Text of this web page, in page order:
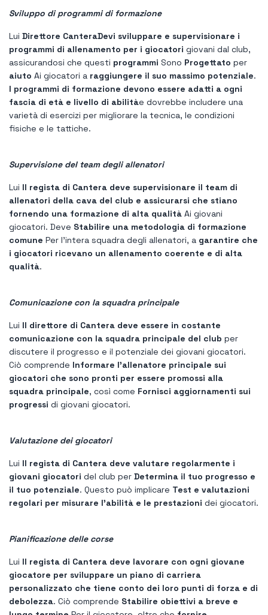
Sviluppo di programmi di formazione
Lui Direttore CanteraDevi sviluppare e supervisionare i
programmi di allenamento per i giocatori giovani dal club,
assicurandosi che questi programmi Sono Progettato per
aiuto Ai giocatori a raggiungere il suo massimo potenziale.
I programmi di formazione devono essere adatti a ogni
fascia di età e livello di abilitàe dovrebbe includere una
varietà di esercizi per migliorare la tecnica, le condizioni
fisiche e le tattiche.
Supervisione del team degli allenatori
Lui Il regista di Cantera deve supervisionare il team di
allenatori della cava del club e assicurarsi che stiano
fornendo una formazione di alta qualità Ai giovani
giocatori. Deve Stabilire una metodologia di formazione
comune Per l'intera squadra degli allenatori, a garantire che
i giocatori ricevano un allenamento coerente e di alta
qualità.
Comunicazione con la squadra principale
Lui Il direttore di Cantera deve essere in costante
comunicazione con la squadra principale del club per
discutere il progresso e il potenziale dei giovani giocatori.
Ciò comprende Informare l'allenatore principale sui
giocatori che sono pronti per essere promossi alla
squadra principale, così come Fornisci aggiornamenti sui
progressi di giovani giocatori.
Valutazione dei giocatori
Lui Il regista di Cantera deve valutare regolarmente i
giovani giocatori del club per Determina il tuo progresso e
il tuo potenziale. Questo può implicare Test e valutazioni
regolari per misurare l'abilità e le prestazioni dei giocatori.
Pianificazione delle corse
Lui Il regista di Cantera deve lavorare con ogni giovane
giocatore per sviluppare un piano di carriera
personalizzato che tiene conto dei loro punti di forza e di
debolezza. Ciò comprende Stabilire obiettivi a breve e